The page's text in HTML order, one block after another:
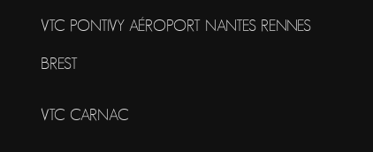
VTC PONTIVY AÉROPORT NANTES RENNES
BREST
VTC CARNAC